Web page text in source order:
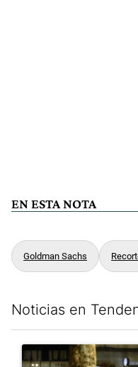
EN ESTA NOTA
Goldman Sachs
Noticias en
Un artículo de